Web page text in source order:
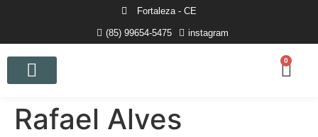
Fortaleza - CE
(85) 99654-5475 instagram
0
Rafael Alves